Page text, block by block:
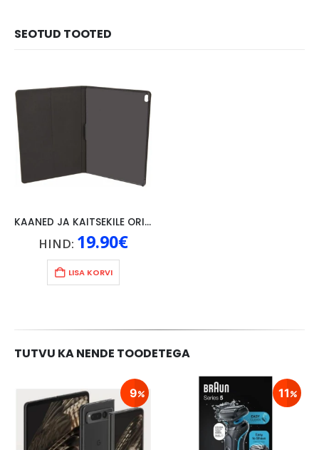
SEOTUD TOOTED
KAANED JA KAITSEKILE ORIGINAAL LENOVO P10, MUST
HIND: 19.90€
LISA KORVI
TUTVU KA NENDE TOODETEGA
9 11